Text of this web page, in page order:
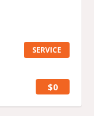
SERVICE
$0